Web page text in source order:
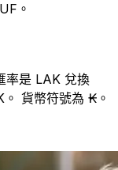
。
率是 LAK 兌換
貨幣符號為 ₭。